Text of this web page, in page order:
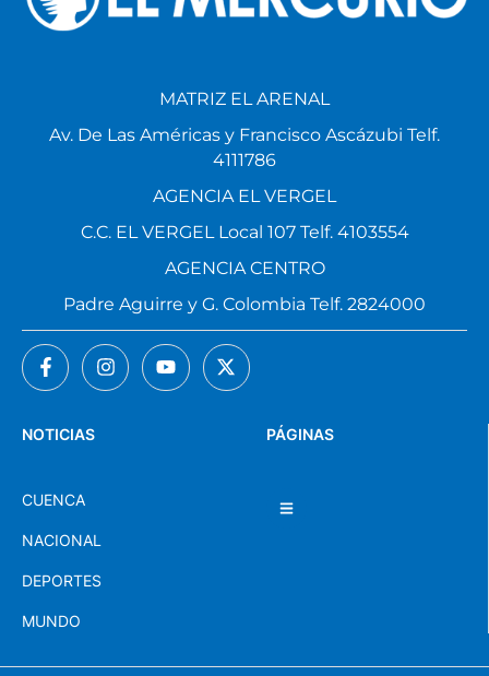
PÁGINAS
NOTICIAS
CUENCA
NACIONAL
DEPORTES
MUNDO
MATRIZ EL ARENAL
Av. De Las Américas y Francisco Ascázubi Telf.
4111786
AGENCIA EL VERGEL
C.C. EL VERGEL Local 107 Telf. 4103554
AGENCIA CENTRO
Padre Aguirre y G. Colombia Telf. 2824000